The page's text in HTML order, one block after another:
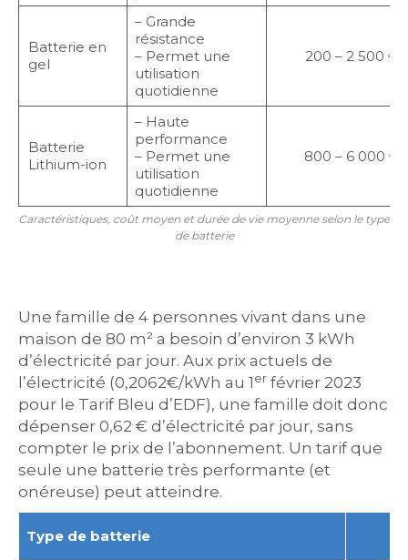
Batterie en
gel
– Grande
résistance
– Permet une
utilisation
quotidienne
200 – 2 500 €
Batterie
Lithium-ion
– Haute
performance
– Permet une
utilisation
quotidienne
800 – 6 000 €
Caractéristiques, coût moyen et durée de vie moyenne selon le type
de batterie
Une famille de 4 personnes vivant dans une
maison de 80 m² a besoin d’environ 3 kWh
d’électricité par jour. Aux prix actuels de
l’électricité (0,2062€/kWh au 1 er février 2023
pour le Tarif Bleu d’EDF), une famille doit donc
dépenser 0,62 € d’électricité par jour, sans
compter le prix de l’abonnement. Un tarif que
seule une batterie très performante (et
onéreuse) peut atteindre.
Type de batterie